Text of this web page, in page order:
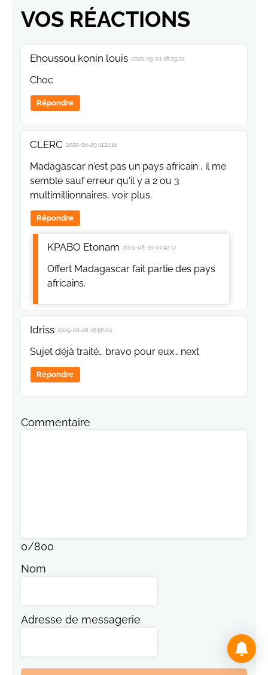
VOS RÉACTIONS
Ehoussou konin louis 2025-09-01 18:29:22
Choc
Répondre
CLERC 2025-08-29 11:21:16
Madagascar n'est pas un pays africain , il me
semble sauf erreur qu'il y a 2 ou 3
multimillionnaires, voir plus.
Répondre
KPABO Etonam 2025-08-30 07:42:17
Offert Madagascar fait partie des pays
africains.
Idriss 2025-08-28 16:56:04
Sujet déjà traité… bravo pour eux… next
Répondre
Commentaire
0/800
Nom
Adresse de messagerie